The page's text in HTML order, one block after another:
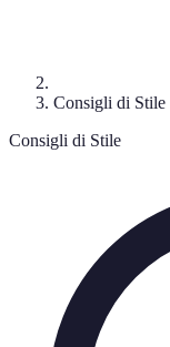
Consigli di Stile
Consigli di Stile